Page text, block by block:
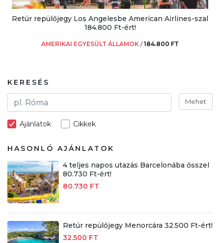
Retúr repülőjegy Los Angelesbe American Airlines-szal
184.800 Ft-ért!
AMERIKAI EGYESÜLT ÁLLAMOK /184.800 FT
KERESÉS
Mehet
Ajánlatok Cikkek
HASONLÓ AJÁNLATOK
4 teljes napos utazás Barcelonába ősszel
80.730 Ft-ért!
80.730 FT
Retúr repülőjegy Menorcára 32.500 Ft-ért!
32.500 FT